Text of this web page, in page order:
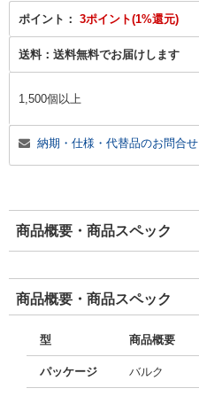
ポイント： 3ポイント(1%還元)
送料： 送料無料でお届けします
1,500個以上
納期・仕様・代替品のお問合せ
商品概要・商品スペック
商品概要・商品スペック
型 商品概要
パッケージ バルク